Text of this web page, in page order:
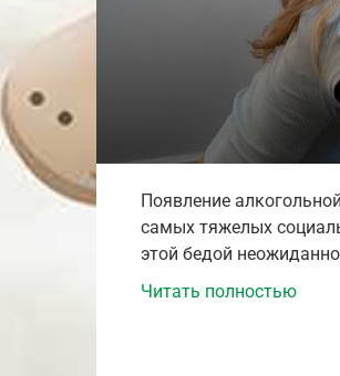
Появление
самых тяжелых
этой бедой
Читать полностью